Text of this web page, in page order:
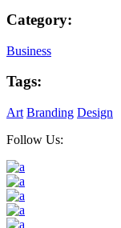
Category:
Business
Tags:
Art Branding Design
Follow Us: